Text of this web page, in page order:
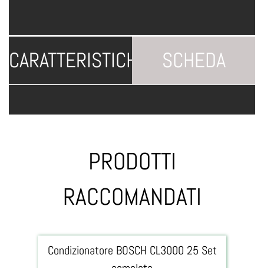
CARATTERISTICHE
SCHEDA
TECNICA
PRODOTTI
RACCOMANDATI
Condizionatore BOSCH CL3000 25 Set